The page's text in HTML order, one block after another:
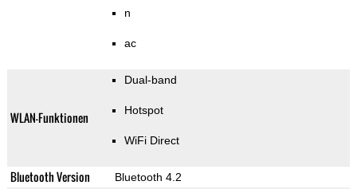
n
ac
WLAN-Funktionen
Dual-band
Hotspot
WiFi Direct
Bluetooth Version Bluetooth 4.2